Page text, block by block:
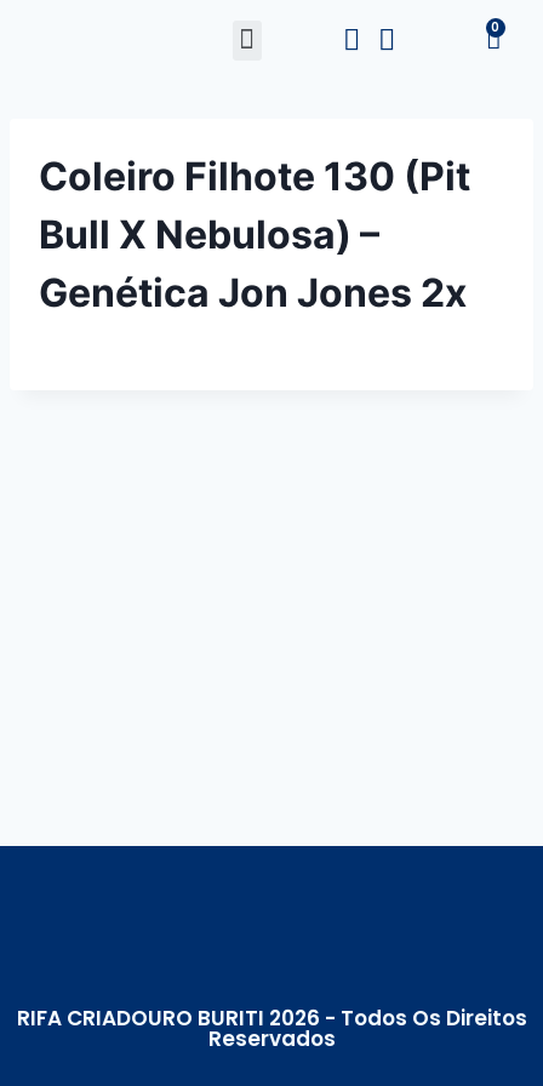
Coleiro Filhote 130 (Pit
Bull X Nebulosa) –
Genética Jon Jones 2x
RIFA CRIADOURO BURITI 2026 - Todos Os Direitos
Reservados